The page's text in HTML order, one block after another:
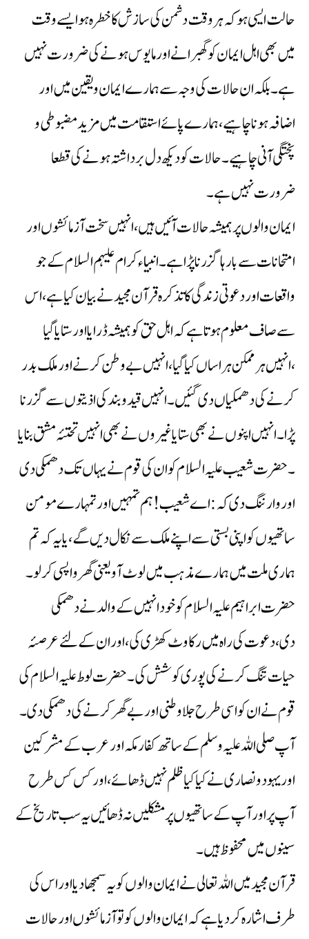
حالت ایسی ہو کہ ہر وقت دشمن کی سازش کا خطرہ ہو ایسے وقت
میں بھی اہل ایمان کو گھبرانے اور مایوس ہونے کی ضرورت نہیں
ہے ۔ بلکہ ان حالات کی وجہ سے ہمارے ایمان و یقین میں اور
اضافہ ہونا چاہیے، ہمارے پائے استقامت میں مزید مضبوطی و
پختگی آنی چاہیے ۔ حالات کو دیکھ دل برداشتہ ہونے کی قطعا
ضرورت نہیں ہے۔
ایمان والوں پر ہمیشہ حالات آئیں ہیں، انہیں سخت آزمائشوں اور
امتحانات سے بارہا گزرنا پڑا ہے ۔ انبیاء کرام علیہم السلام کے جو
واقعات اور دعوتی زندگی کا تذکرہ قرآن مجید نے بیان کیا ہے، اس
سے صاف معلوم ہوتا ہے کہ اہل حق کو ہمیشہ ڈرایا اور ستایا گیا
،انہیں ہر ممکن ہراساں کیا گیا، انہیں بے وطن کرنے اور ملک بدر
کرنے کی دھمکیاں دی گئیں ۔انہیں قید و بند کی اذیتوں سے گزرنا
پڑا ۔انہیں اپنوں نے بھی ستایا غیروں نے بھی انہیں تختئہ مشق بنایا
۔ حضرت شعیب علیہ السلام کو ان کی قوم نے یہاں تک دھمکی دی
اور وارننگ دی کہ: اے شعیب! ہم تمہیں اور تمہارے مومن
ساتھیوں کو اپنی بستی سے اپنے ملک سے نکال دیں گے، یا یہ کہ تم
ہماری ملت میں ہمارے مذہب میں لوٹ آو یعنی گھر واپسی کرلو ۔
حضرت ابراہیم علیہ السلام کو خود انہیں کے والد نے دھمکی
دی،دعوت کی راہ میں رکاوٹ کھڑی کی، اور ان کے لئے عرصئہ
حیات تنگ کرنے کی پوری کوشش کی ۔ حضرت لوط علیہ السلام کی
قوم نے ان کو اسی طرح جلا وطنی اور بے گھر کرنے کی دھمکی دی ۔
آپ صلی اللہ علیہ وسلم کے ساتھ کفار مکہ اور عرب کے مشرکین
اور یہود و نصاری نے کیا کیا ظلم نہیں ڈھائے، اور کس کس طرح
آپ پر اور آپ کے ساتھیوں پر مشکلیں نہ ڈھائیں یہ سب تاریخ کے
سینوں میں محفوظ ہیں ۔
قرآن مجید میں اللہ تعالی نے ایمان والوں کو یہ سمجھا دیا اور اس کی
طرف اشارہ کر دیا ہے کہ ایمان والوں کو تو آزمائشوں اور حالات